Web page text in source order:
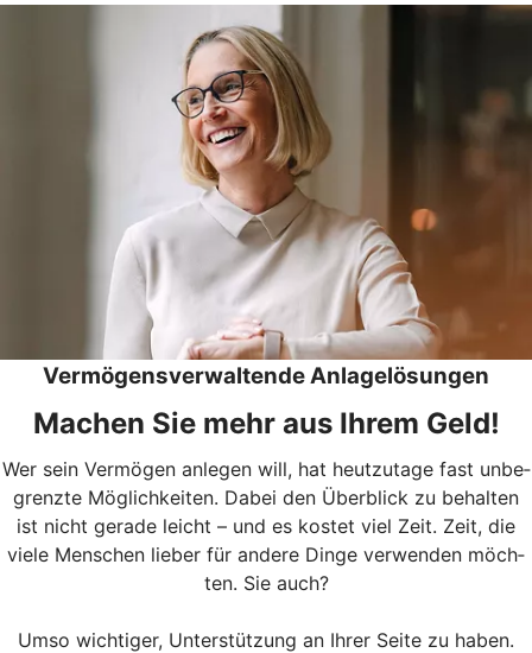
Vermögensverwaltende Anlagelösungen
Machen Sie mehr aus Ihrem Geld!
Wer sein Ver­mö­gen anle­gen will, hat heut­zu­tage fast unbe­
grenzte Mög­lich­kei­ten. Dabei den Über­blick zu behal­ten
ist nicht gerade leicht – und es kos­tet viel Zeit. Zeit, die
viele Men­schen lie­ber für andere Dinge ver­wen­den möch­
ten. Sie auch?
Umso wichtiger, Unterstützung an Ihrer Seite zu haben.